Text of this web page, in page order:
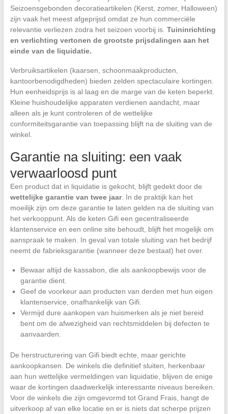
Seizoensgebonden decoratieartikelen (Kerst, zomer, Halloween)
zijn vaak het meest afgeprijsd omdat ze hun commerciële
relevantie verliezen zodra het seizoen voorbij is. Tuininrichting
en verlichting vertonen de grootste prijsdalingen aan het
einde van de liquidatie.
Verbruiksartikelen (kaarsen, schoonmaakproducten,
kantoorbenodigdheden) bieden zelden spectaculaire kortingen.
Hun eenheidsprijs is al laag en de marge van de keten beperkt.
Kleine huishoudelijke apparaten verdienen aandacht, maar
alleen als je kunt controleren of de wettelijke
conformiteitsgarantie van toepassing blijft na de sluiting van de
winkel.
Garantie na sluiting: een vaak
verwaarloosd punt
Een product dat in liquidatie is gekocht, blijft gedekt door de
wettelijke garantie van twee jaar. In de praktijk kan het
moeilijk zijn om deze garantie te laten gelden na de sluiting van
het verkooppunt. Als de keten Gifi een gecentraliseerde
klantenservice en een online site behoudt, blijft het mogelijk om
aanspraak te maken. In geval van totale sluiting van het bedrijf
neemt de fabrieksgarantie (wanneer deze bestaat) het over.
Bewaar altijd de kassabon, die als aankoopbewijs voor de
garantie dient.
Geef de voorkeur aan producten van derden met hun eigen
klantenservice, onafhankelijk van Gifi.
Vermijd dure aankopen van huismerken als je niet bereid
bent om de afwezigheid van rechtsmiddelen bij defecten te
aanvaarden.
De herstructurering van Gifi biedt echte, maar gerichte
aankoopkansen. De winkels die definitief sluiten, herkenbaar
aan hun wettelijke vermeldingen van liquidatie, blijven de enige
waar de kortingen daadwerkelijk interessante niveaus bereiken.
Voor de winkels die zijn omgevormd tot Grand Frais, hangt de
uitverkoop af van elke locatie en er is niets dat scherpe prijzen